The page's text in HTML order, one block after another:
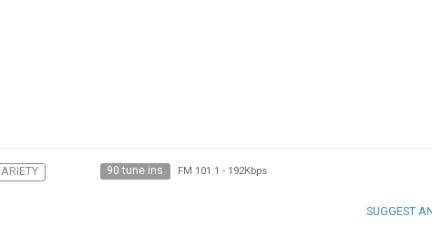
90 tune ins FM 101.1 - 192Kbps
SUGGEST